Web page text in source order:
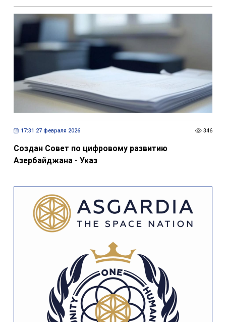
17:31 27 февраля 2026 346
Создан Совет по цифровому развитию
Азербайджана - Указ